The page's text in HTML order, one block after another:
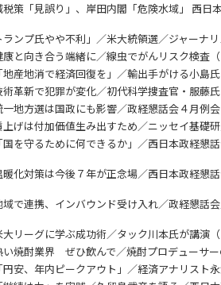
策「見誤り」、岸田内閣「危険水域」 西日
ンプ氏やや不利」／米大統領選／ジャーナ
と向き合う端緒に／線虫でがんリスク検査
産地消で経済回復を」／輸出手がける小島
革新で犯罪が変化／初代科学捜査官・服藤
地方選は国政にも影響／政経懇話会４月例
げは付加価値生み出すため／ニッセイ基礎
を守るために何できるか」／西日本政経懇
化対策は今後７年が正念場／西日本政経懇
で連携、インバウンド受け入れ／政経懇話
リーグに学ぶ成功術／タック川本氏が講演
焼酎業界 ぜひ飲んで／焼酎プロデューサ
安、年内ピークアウト」／経済アナリスト